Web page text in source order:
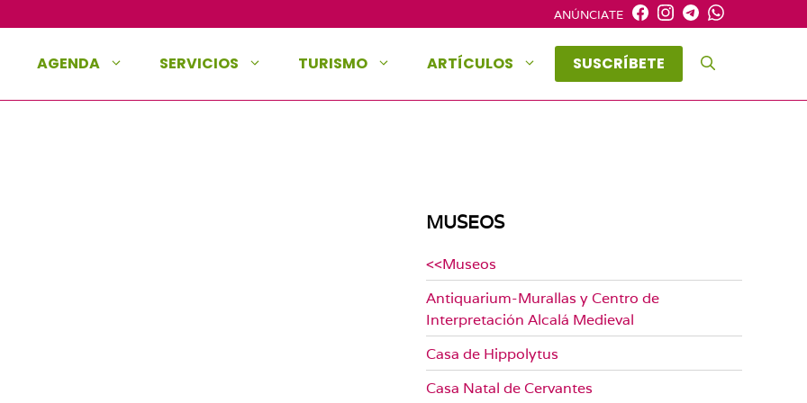
ANÚNCIATE
AGENDA SERVICIOS TURISMO ARTÍCULOS SUSCRÍBETE
MUSEOS
<<Museos
Antiquarium-Murallas y Centro de
Interpretación Alcalá Medieval
Casa de Hippolytus
Casa Natal de Cervantes